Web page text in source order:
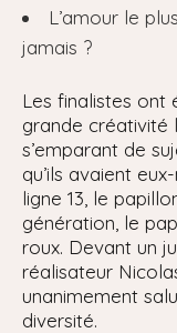
L’amour le
jamais ?
Les finalistes ont
grande créativité
s’emparant de
qu’ils avaient
ligne 13, le
génération, le
roux. Devant un
réalisateur
unanimement
diversité.